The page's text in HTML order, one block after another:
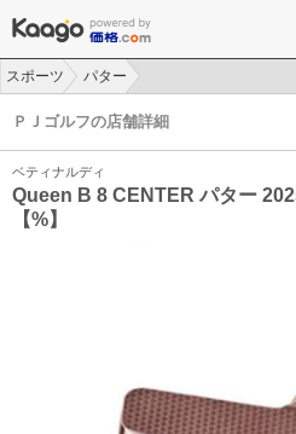
スポーツ
パター
ＰＪゴルフの店舗詳細
ベティナルディ
Queen B 8 CENTER パター
【%】